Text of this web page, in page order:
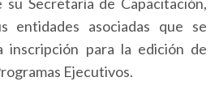
entidades asociadas que se
inscripción para la edición de
Ejecutivos.